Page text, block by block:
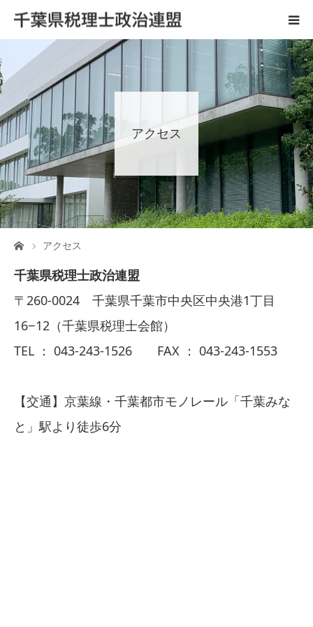
アクセス
アクセス
千葉県税理士政治連盟
〒260-0024 千葉県千葉市中央区中央港1丁目
16−12（千葉県税理士会館）
TEL ： 043-243-1526 FAX ： 043-243-1553
【交通】京葉線・千葉都市モノレール「千葉みな
と」駅より徒歩6分
ご案内
税理士と政治活動
後援会
国会陳情
リンク